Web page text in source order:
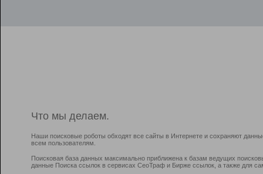
Что мы делаем.
Наши поисковые роботы обходят все сайты в Интернете и сохраняют
всем пользователям.
Поисковая база данных максимально приближена к базам ведущих
данные Поиска ссылок в сервисах СеоТраф и Бирже ссылок, а также для